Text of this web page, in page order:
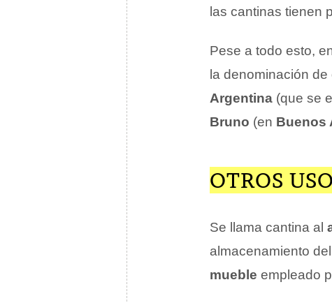
las cantinas tienen
Pese a todo esto,
la denominación
Argentina (que se
Bruno (en Buenos
OTROS
Se llama cantina al
almacenamiento del
mueble empleado